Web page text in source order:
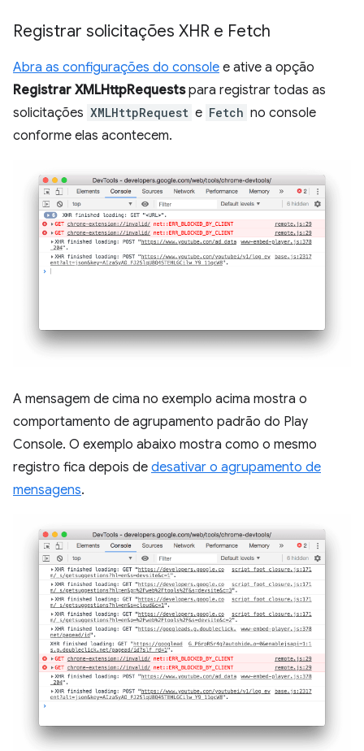
Registrar solicitações XHR e Fetch
Abra as configurações do console e ative a opção
Registrar XMLHttpRequestspara registrar todas as
solicitações XMLHttpRequest e Fetch no console
conforme elas acontecem.
A mensagem de cima no exemplo acima mostra o
comportamento de agrupamento padrão do Play
Console. O exemplo abaixo mostra como o mesmo
registro fica depois de desativar o agrupamento de
mensagens.